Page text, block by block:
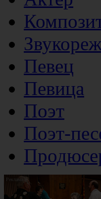
Певец
Певица
Поэт
Поэт-